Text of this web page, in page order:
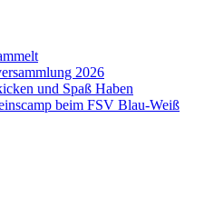
2026
und Spaß Haben
beim FSV Blau-Weiß